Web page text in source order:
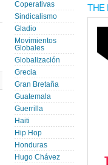
Coperativas
Sindicalismo
Gladio
Movimientos
Globales
Globalización
Grecia
Gran Bretaña
Guatemala
Guerrilla
Haiti
Hip Hop
Honduras
Hugo Chávez
THE